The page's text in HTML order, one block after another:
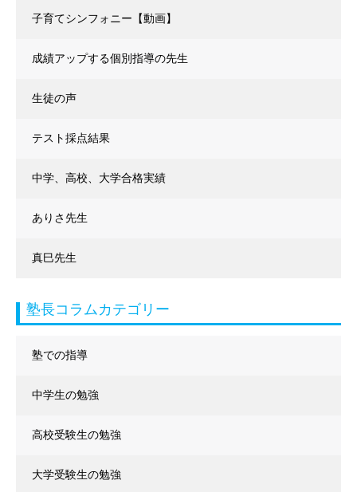
子育てシンフォニー【動画】
成績アップする個別指導の先生
生徒の声
テスト採点結果
中学、高校、大学合格実績
ありさ先生
真巳先生
塾長コラムカテゴリー
塾での指導
中学生の勉強
高校受験生の勉強
大学受験生の勉強